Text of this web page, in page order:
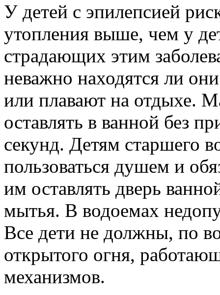
У детей с эпилепсией
утопления выше, чем у
страдающих этим
неважно находятся ли
или плавают на отдыхе.
оставлять в ванной без
секунд. Детям старшего
пользоваться душем и
им оставлять дверь
мытья. В водоемах
Все дети не должны, по
открытого огня,
механизмов.